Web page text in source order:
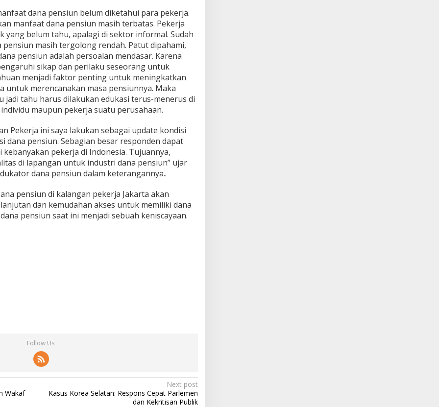
dana pensiun belum diketahui para pekerja.
manfaat dana pensiun masih terbatas. Pekerja
yang belum tahu, apalagi di sektor informal. Sudah
masih tergolong rendah. Patut dipahami,
pensiun adalah persoalan mendasar. Karena
sikap dan perilaku seseorang untuk
menjadi faktor penting untuk meningkatkan
untuk merencanakan masa pensiunnya. Maka
jadi tahu harus dilakukan edukasi terus-menerus di
maupun pekerja suatu perusahaan.
Pekerja ini saya lakukan sebagai update kondisi
dana pensiun. Sebagian besar responden dapat
pekerja di Indonesia. Tujuannya,
di lapangan untuk industri dana pensiun” ujar
dana pensiun dalam keterangannya..
pensiun di kalangan pekerja Jakarta akan
dan kemudahan akses untuk memiliki dana
pensiun saat ini menjadi sebuah keniscayaan.
Follow Us
Wakaf
Next post
Kasus Korea Selatan: Respons Cepat Parlemen
dan Kekritisan Publik